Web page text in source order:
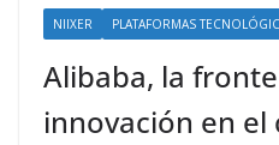
NIIXER PLATAFORMAS
Alibaba, la
innovación en el